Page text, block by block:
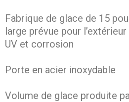
Fabrique de glace de 15
large prévue pour
UV et corrosion
Porte en acier inoxydable
Volume de glace produite